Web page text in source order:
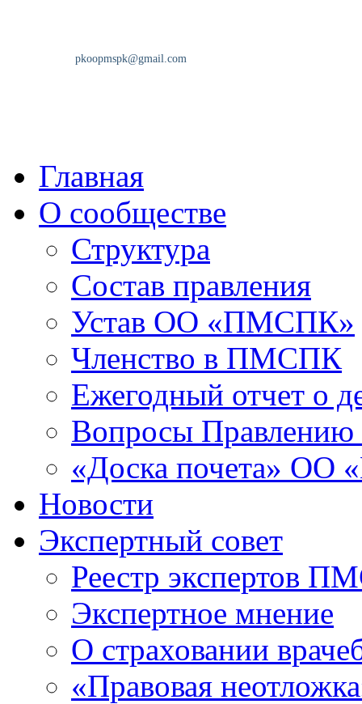
Главная
О сообществе
Структура
Состав правления
Устав ОО «ПМСПК»
Членство в ПМСПК
Ежегодный отчет о
Вопросы
«Доска почета»
Новости
Экспертный совет
Реестр экспертов
Экспертное мнение
О страховании
«Правовая